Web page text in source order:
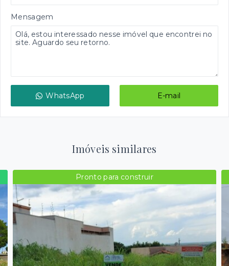
Mensagem
WhatsApp E-mail
Imóveis similares
Pronto para construir